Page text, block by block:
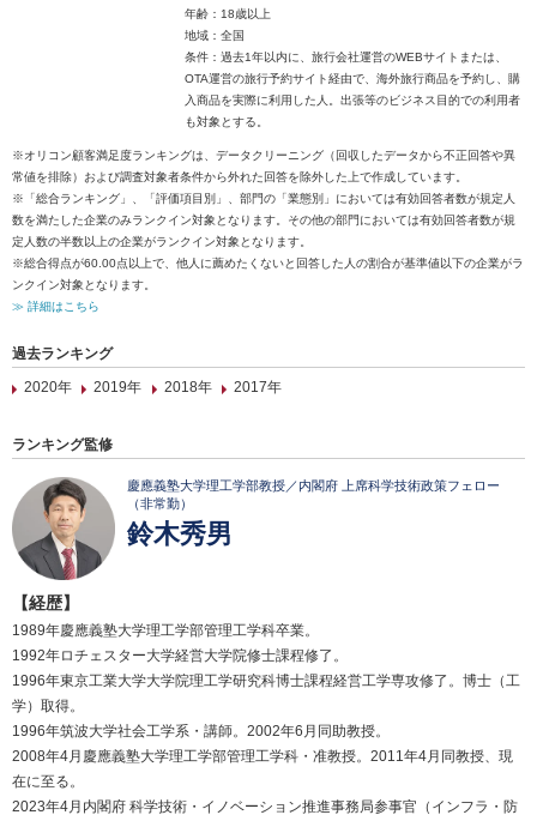
年齢：18歳以上
地域：全国
条件：過去1年以内に、旅行会社運営のWEBサイトまたは、
OTA運営の旅行予約サイト経由で、海外旅行商品を予約し、購
入商品を実際に利用した人。出張等のビジネス目的での利用者
も対象とする。
※オリコン顧客満足度ランキングは、データクリーニング（回収したデータから不正回答や異
常値を排除）および調査対象者条件から外れた回答を除外した上で作成しています。
※「総合ランキング」、「評価項目別」、部門の「業態別」においては有効回答者数が規定人
数を満たした企業のみランクイン対象となります。その他の部門においては有効回答者数が規
定人数の半数以上の企業がランクイン対象となります。
※総合得点が60.00点以上で、他人に薦めたくないと回答した人の割合が基準値以下の企業がラ
ンクイン対象となります。
≫ 詳細はこちら
過去ランキング
2020年
2019年 2018年 2017年
ランキング監修
慶應義塾大学理工学部教授／内閣府 上席科学技術政策フェロー
（非常勤）
鈴木秀男
【経歴】
1989年慶應義塾大学理工学部管理工学科卒業。
1992年ロチェスター大学経営大学院修士課程修了。
1996年東京工業大学大学院理工学研究科博士課程経営工学専攻修了。博士（工
学）取得。
1996年筑波大学社会工学系・講師。2002年6月同助教授。
2008年4月慶應義塾大学理工学部管理工学科・准教授。2011年4月同教授、現
在に至る。
2023年4月内閣府 科学技術・イノベーション推進事務局参事官（インフラ・防